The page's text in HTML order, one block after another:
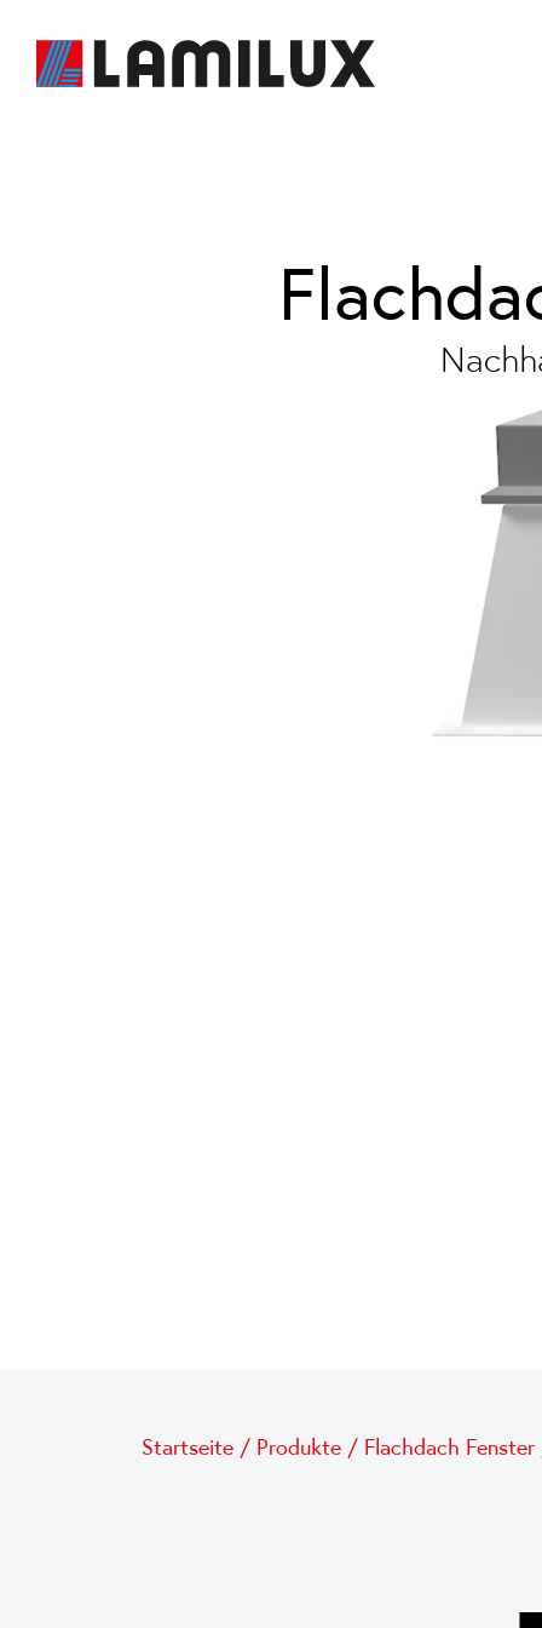
Startseite / Produkte / Flachdach Fenster